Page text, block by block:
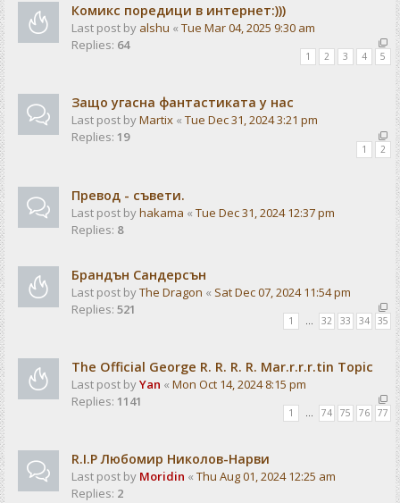
Комикс поредици в интернет:)))
Last post by alshu « Tue Mar 04, 2025 9:30 am
Replies: 64
1 2 3 4 5
Защо угасна фантастиката у нас
Last post byMartix « Tue Dec 31, 2024 3:21 pm
Replies: 19
1 2
Превод - съвети.
Last post byhakama « Tue Dec 31, 2024 12:37 pm
Replies: 8
Брандън Сандерсън
Last post byThe Dragon « Sat Dec 07, 2024 11:54 pm
Replies: 521
1 … 32 33 34 35
The Official George R. R. R. R. Mar.r.r.r.tin Topic
Last post byYan « Mon Oct 14, 2024 8:15 pm
Replies: 1141
1 … 74 75 76 77
R.I.P Любомир Николов-Нарви
Last post by Moridin « Thu Aug 01, 2024 12:25 am
Replies: 2